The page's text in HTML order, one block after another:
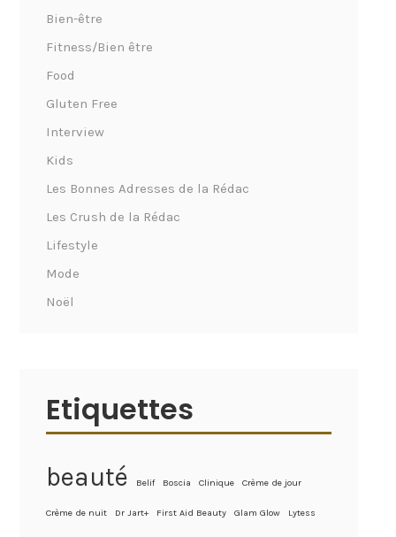
Bien-être
Fitness/Bien être
Food
Gluten Free
Interview
Kids
Les Bonnes Adresses de la Rédac
Les Crush de la Rédac
Lifestyle
Mode
Noël
Etiquettes
beauté Belif Boscia Clinique Crème de jour
Crème de nuit Dr Jart+ First Aid Beauty Glam Glow Lytess